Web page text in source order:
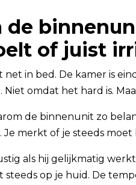
de
of juist
net in bed. De kamer is
Niet omdat het hard is.
de binnenunit zo
merkt of je steeds moet
als hij gelijkmatig
steeds op je huid. De